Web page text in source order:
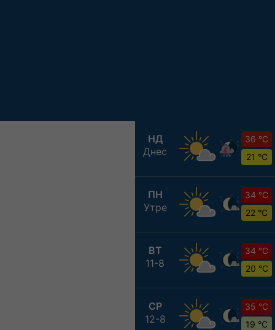
НД
Днес
36 °C
21 °C
ПН
Утре
34 °C
22 °C
ВТ
11-8
34 °C
20 °C
СР
12-8
35 °C
19 °C